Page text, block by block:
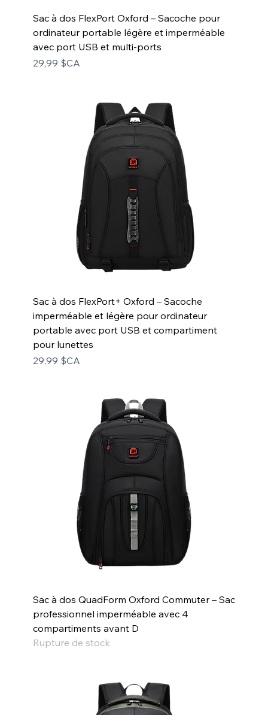
Sac à dos FlexPort Oxford – Sacoche pour
ordinateur portable légère et imperméable
avec port USB et multi-ports
Prix
29,99 $CA
Sac à dos FlexPort+ Oxford – Sacoche
imperméable et légère pour ordinateur
portable avec port USB et compartiment
pour lunettes
Prix
29,99 $CA
Sac à dos QuadForm Oxford Commuter – Sac
professionnel imperméable avec 4
compartiments avant D
Rupture de stock